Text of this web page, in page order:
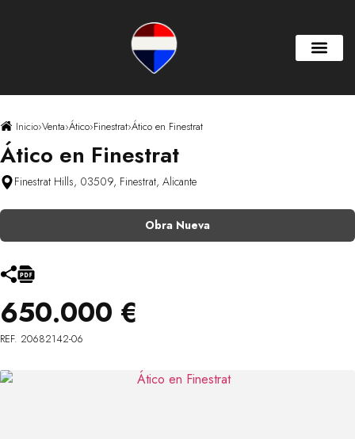
Inicio›Venta›Ático›Finestrat›Ático en Finestrat
Ático en Finestrat
Finestrat Hills, 03509, Finestrat, Alicante
Obra Nueva
650.000 €
REF. 20682142-06